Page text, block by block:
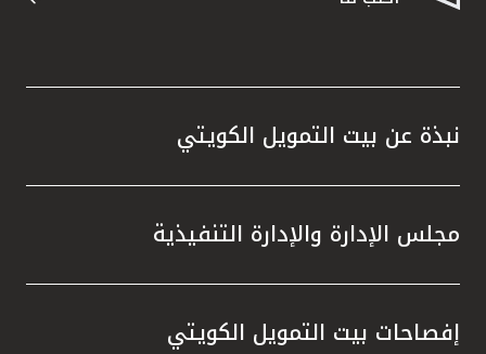
المملكة المتحدة
نبذة عن بيت التمويل الكويتي
مجلس الإدارة والإدارة التنفيذية
إفصاحات بيت التمويل الكويتي